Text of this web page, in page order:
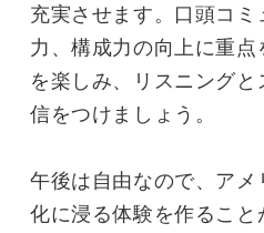
充実させます。口頭コ
力、構成力の向上に重
を楽しみ、リスニング
信をつけましょう。
午後は自由なので、ア
化に浸る体験を作るこ